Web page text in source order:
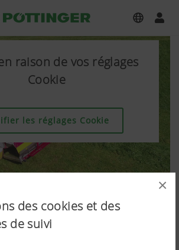
×
des cookies et des
de suivi
raison de vos réglages
Cookie
les réglages Cookie